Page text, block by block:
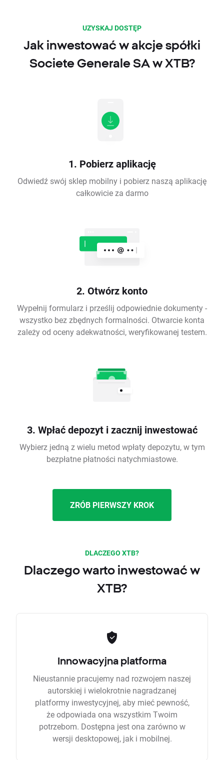
UZYSKAJ DOSTĘP
Jak inwestować w akcje spółki
Societe Generale SA w XTB?
1. Pobierz aplikację
Odwiedź swój sklep mobilny i pobierz naszą aplikację
całkowicie za darmo
2. Otwórz konto
Wypełnij formularz i prześlij odpowiednie dokumenty -
wszystko bez zbędnych formalności. Otwarcie konta
zależy od oceny adekwatności, weryfikowanej testem.
3. Wpłać depozyt i zacznij inwestować
Wybierz jedną z wielu metod wpłaty depozytu, w tym
bezpłatne płatności natychmiastowe.
ZRÓB PIERWSZY KROK
DLACZEGO XTB?
Dlaczego warto inwestować w
XTB?
Innowacyjna platforma
Nieustannie pracujemy nad rozwojem naszej
autorskiej i wielokrotnie nagradzanej
platformy inwestycyjnej, aby mieć pewność,
że odpowiada ona wszystkim Twoim
potrzebom. Dostępna jest ona zarówno w
wersji desktopowej, jak i mobilnej.